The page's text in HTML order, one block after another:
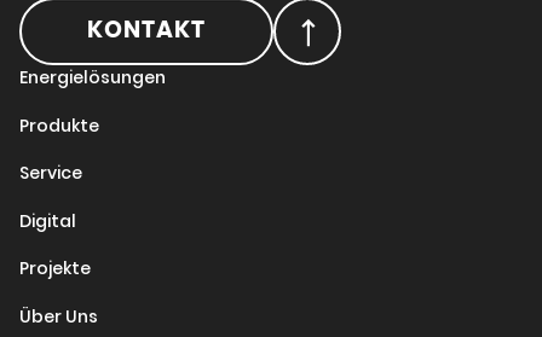
KONTAKT
Energielösungen
Produkte
Service
Digital
Projekte
Über Uns